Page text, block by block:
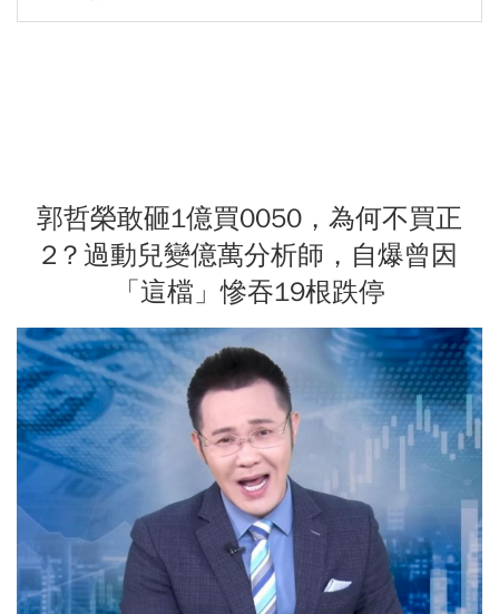
郭哲榮敢砸1億買0050，為何不買正
2？過動兒變億萬分析師，自爆曾因
「這檔」慘吞19根跌停